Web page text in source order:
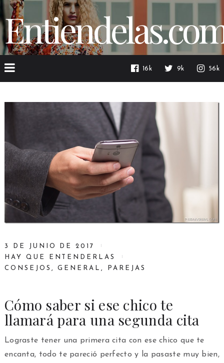
16k 9k 56k
3 DE JUNIO DE 2017
HAY QUE ENTENDERLAS
CONSEJOS ,GENERAL, PAREJAS
Cómo saber si ese chico te
llamará para una segunda cita
Lograste tener una primera cita con ese chico que te
encanta, todo te pareció perfecto y la pasaste muy bien,